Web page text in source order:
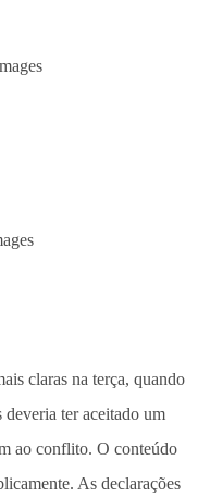
claras na terça, quando
ter aceitado um
ao conflito. O conteúdo
As declarações